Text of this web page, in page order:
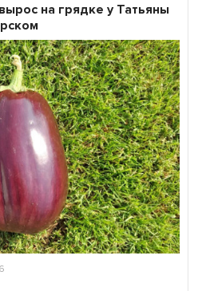
на грядке у Татьяны